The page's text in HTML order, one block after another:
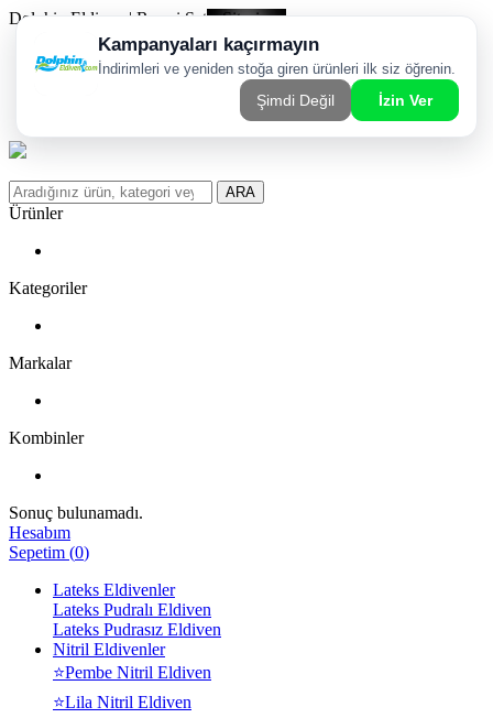
Dolphin Eldiven | Resmi Satış Sitesi
Kargom Nerede?
WhatsApp Sipariş Hattı
ARA
Ürünler
Kategoriler
Markalar
Kombinler
Sonuç bulunamadı.
Hesabım
Sepetim (0)
Lateks Eldivenler
Lateks Pudralı Eldiven
Lateks Pudrasız Eldiven
Nitril Eldivenler
⭐Pembe Nitril Eldiven
⭐Lila Nitril Eldiven